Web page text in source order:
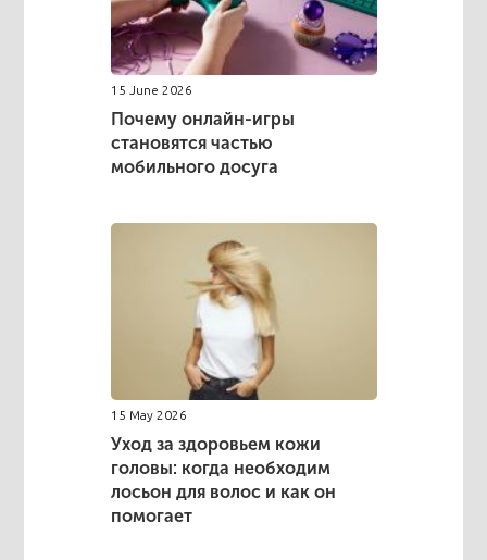
15 June 2026
Почему онлайн-игры
становятся частью
мобильного досуга
15 May 2026
Уход за здоровьем кожи
головы: когда необходим
лосьон для волос и как он
помогает